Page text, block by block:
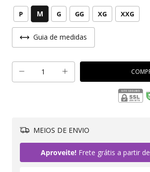
P M G GG XG XXG
Guia de medidas
MEIOS DE ENVIO
Aproveite!Frete grátis a partir de